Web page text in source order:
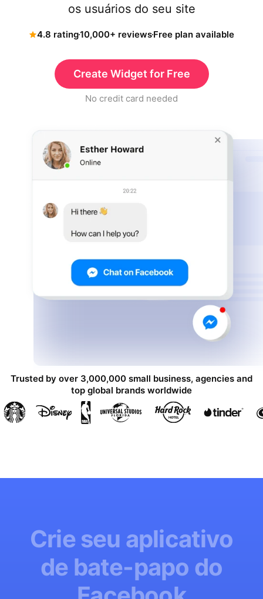
os usuários do seu site
4.8 rating10,000+ reviewsFree plan available
Create Widget for Free
No credit card needed
Trusted by over 3,000,000 small business, agencies and
top global brands worldwide
Crie seu aplicativo
de bate-papo do